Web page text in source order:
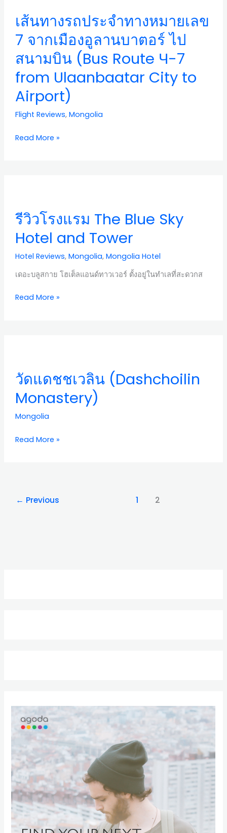
เส้นทางรถประจำทางหมายเลข
7 จากเมืองอูลานบาตอร์ ไป
สนามบิน (Bus Route Ч-7
from Ulaanbaatar City to
Airport)
Flight Reviews, Mongolia
ประจำ
หมายเลข
7
เมือง
อูลานบาตอร์
ไป
สนาม
(Bus
to
Airport)
Read More »
รีวิวโรงแรม The Blue Sky
Hotel and Tower
Hotel Reviews, Mongolia, Mongolia Hotel
เดอะบลูสกาย โฮเต็ลแอนด์ทาวเวอร์ ตั้งอยู่ในทำเลที่สะดวกส
Blue
Hotel
and
Read More »
วัดแดชชเวลิน (Dashchoilin
Monastery)
Mongolia
(Dashchoilin
Read More »
← Previous 1 2